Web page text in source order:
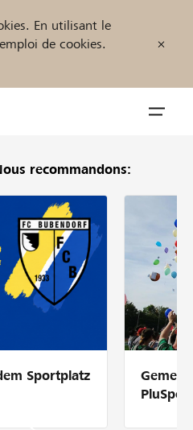
En utilisant le
de cookies.
Raiffeisen
recommandons:
Sportplatz